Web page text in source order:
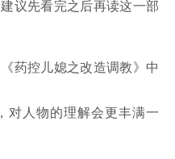
议先看完之后再读这一部
控儿媳之改造调教》中
对人物的理解会更丰满一